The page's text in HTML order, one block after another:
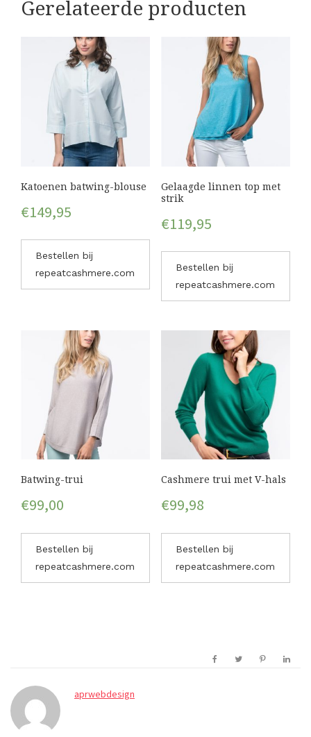
Gerelateerde producten
Katoenen batwing-blouse
€149,95
Bestellen bij
repeatcashmere.com
Gelaagde linnen top met
strik
€119,95
Bestellen bij
repeatcashmere.com
Batwing-trui
€99,00
Bestellen bij
repeatcashmere.com
Cashmere trui met V-hals
€99,98
Bestellen bij
repeatcashmere.com
aprwebdesign